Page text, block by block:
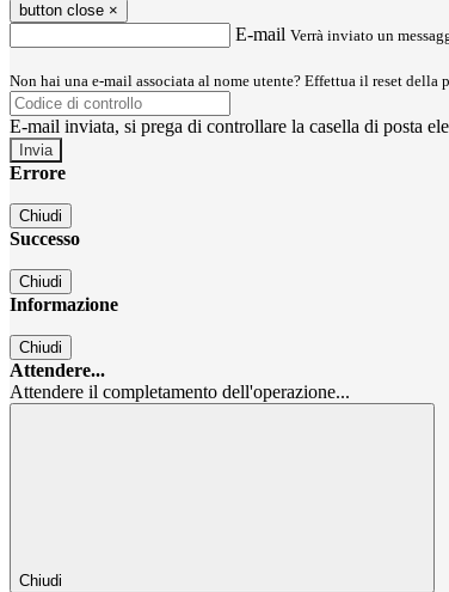
button close ×
E-mail Verrà inviato un
Non hai una e-mail associata al nome utente? Effettua il reset della
E-mail inviata, si prega di controllare la casella di posta
Errore
Chiudi
Successo
Chiudi
Informazione
Chiudi
Attendere...
Attendere il completamento dell'operazione...
Chiudi